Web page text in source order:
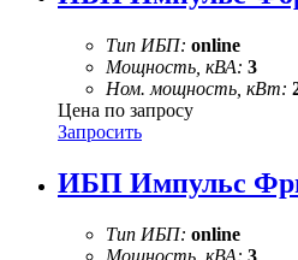
Тип ИБП: online
Мощность, кВА: 3
Ном. мощность, кВт:
Цена по запросу
Запросить
ИБП Импульс
Тип ИБП: online
Мощность, кВА: 3